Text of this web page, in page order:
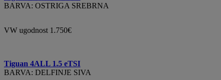
BARVA: OSTRIGA SREBRNA
VW ugodnost 1.750€
Tiguan 4ALL 1.5 eTSI
BARVA: DELFINJE SIVA